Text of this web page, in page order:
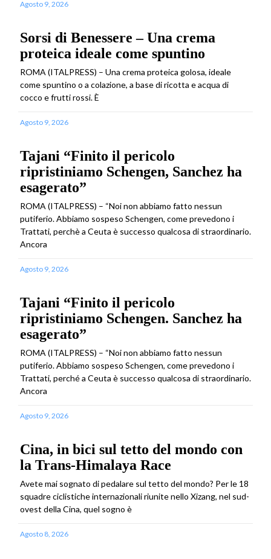
Agosto 9, 2026
Sorsi di Benessere – Una crema
proteica ideale come spuntino
ROMA (ITALPRESS) – Una crema proteica golosa, ideale
come spuntino o a colazione, a base di ricotta e acqua di
cocco e frutti rossi. È
Agosto 9, 2026
Tajani “Finito il pericolo
ripristiniamo Schengen, Sanchez ha
esagerato”
ROMA (ITALPRESS) – “Noi non abbiamo fatto nessun
putiferio. Abbiamo sospeso Schengen, come prevedono i
Trattati, perchè a Ceuta è successo qualcosa di straordinario.
Ancora
Agosto 9, 2026
Tajani “Finito il pericolo
ripristiniamo Schengen. Sanchez ha
esagerato”
ROMA (ITALPRESS) – “Noi non abbiamo fatto nessun
putiferio. Abbiamo sospeso Schengen, come prevedono i
Trattati, perché a Ceuta è successo qualcosa di straordinario.
Ancora
Agosto 9, 2026
Cina, in bici sul tetto del mondo con
la Trans-Himalaya Race
Avete mai sognato di pedalare sul tetto del mondo? Per le 18
squadre ciclistiche internazionali riunite nello Xizang, nel sud-
ovest della Cina, quel sogno è
Agosto 8, 2026